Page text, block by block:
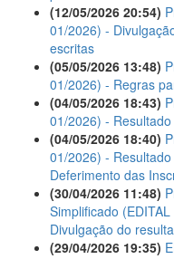
(12/05/2026 20:54)
01/2026) -
escritas
(05/05/2026 13:48)
01/2026) - Regras
(04/05/2026 18:43)
01/2026) -
(04/05/2026 18:40)
01/2026) -
Deferimento das
(30/04/2026 11:48)
Simplificado
Divulgação do
(29/04/2026 19:35)